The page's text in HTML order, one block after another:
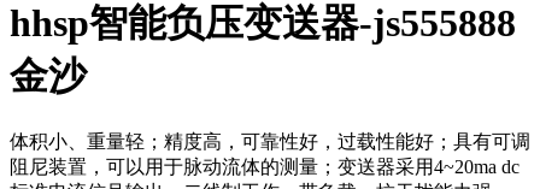
hhsp智能负压变送器-js555888
金沙
体积小、重量轻；精度高，可靠性好，过载性能好；具有可调
阻尼装置，可以用于脉动流体的测量；变送器采用4~20ma dc